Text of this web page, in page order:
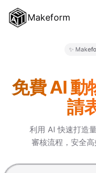
Makeform
✨
免費 AI 動
請
利用 AI 快速打造
審核流程，安全高